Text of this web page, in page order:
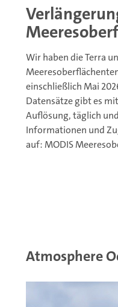
Wir haben die Terra
einschließlich Mai
Datensätze gibt es
Auflösung, täglich
Informationen und
auf:MODIS
Atmosphere